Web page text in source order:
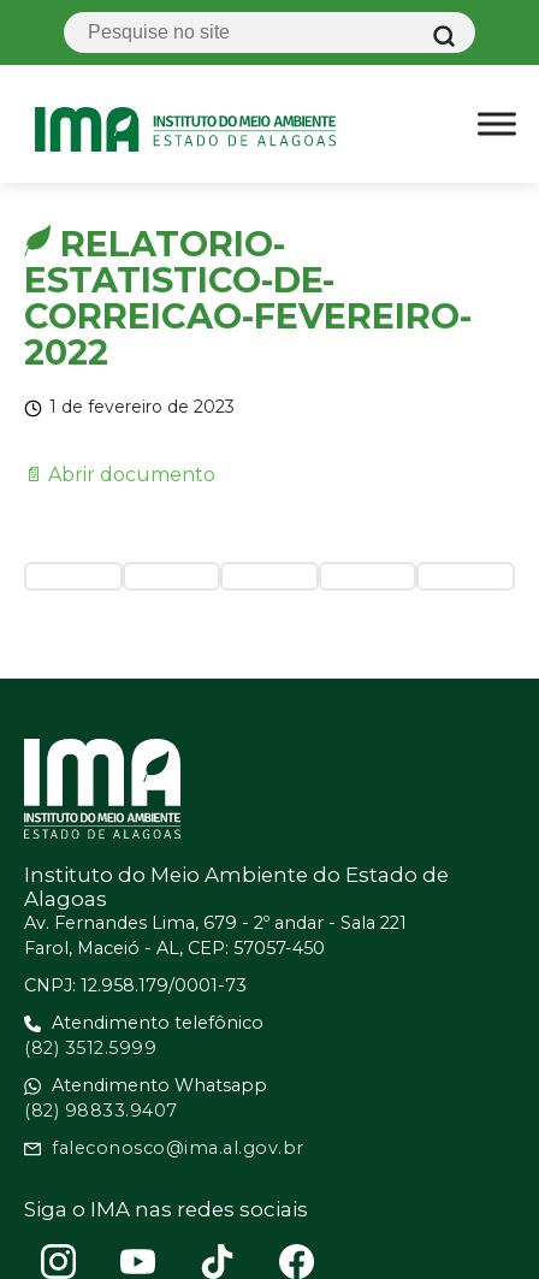
RELATORIO-
ESTATISTICO-DE-
CORREICAO-FEVEREIRO-
2022
1 de fevereiro de 2023
📄 Abrir documento
Instituto do Meio Ambiente do Estado de
Alagoas
Av. Fernandes Lima, 679 - 2º andar - Sala 221
Farol, Maceió - AL, CEP: 57057-450
CNPJ: 12.958.179/0001-73
Atendimento telefônico
(82) 3512.5999
Atendimento Whatsapp
(82) 98833.9407
faleconosco@ima.al.gov.br
Siga o IMA nas redes sociais